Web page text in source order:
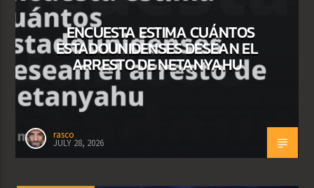
ENCUESTA ESTIMA CUÁNTOS
ESTADOUNIDENSES DESEAN EL
ARRESTO DE NETANYAHU
rasco
JULY 28, 2026